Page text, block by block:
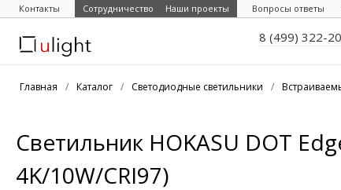
Контакты Сотрудничество Наши проекты Вопросы ответы
8 (499) 322-
Главная / Каталог / Светодиодные светильники /
Светильник HOKASU DOT
4K/10W/CRI97)